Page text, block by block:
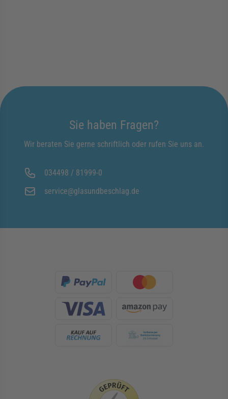
Sie haben Fragen?
Wir beraten Sie gerne schriftlich oder rufen Sie uns an.
034498 / 81999-0
service@glasundbeschlag.de